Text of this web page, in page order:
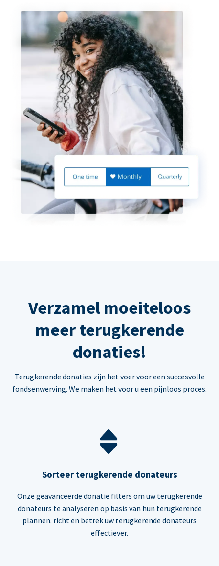
Verzamel moeiteloos
meer terugkerende
donaties!
Terugkerende donaties zijn het voer voor een succesvolle
fondsenwerving. We maken het voor u een pijnloos proces.
Sorteer terugkerende donateurs
Onze geavanceerde donatie filters om uw terugkerende
donateurs te analyseren op basis van hun terugkerende
plannen. richt en betrek uw terugkerende donateurs
effectiever.